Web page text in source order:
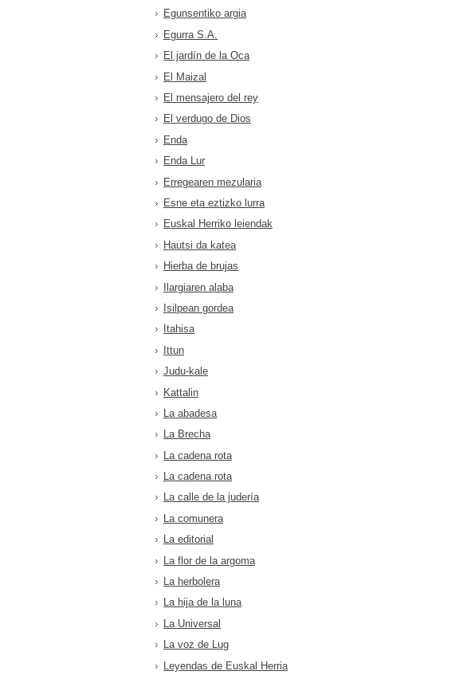
Egunsentiko argia
Egurra S.A.
El jardín de la Oca
El Maizal
El mensajero del rey
El verdugo de Dios
Enda
Enda Lur
Erregearen mezularia
Esne eta eztizko lurra
Euskal Herriko leiendak
Hautsi da katea
Hierba de brujas
Ilargiaren alaba
Isilpean gordea
Itahisa
Ittun
Judu-kale
Kattalin
La abadesa
La Brecha
La cadena rota
La cadena rota
La calle de la judería
La comunera
La editorial
La flor de la argoma
La herbolera
La hija de la luna
La Universal
La voz de Lug
Leyendas de Euskal Herria